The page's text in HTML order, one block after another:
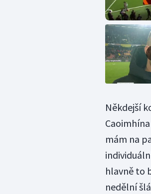
Někdejší
mám na
hlavně to
nedělní